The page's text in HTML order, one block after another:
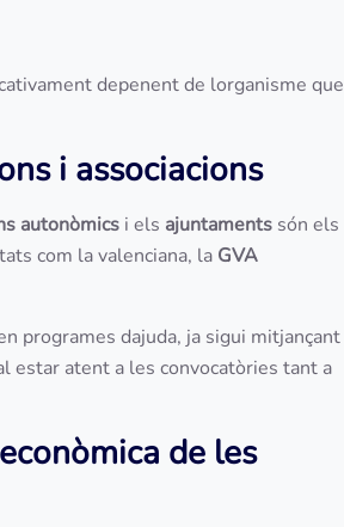
depenent de lorganisme que
i associacions
autonòmics i els ajuntaments són els
com la valenciana, la GVA
programes dajuda, ja sigui mitjançant
estar atent a les convocatòries tant a
de les